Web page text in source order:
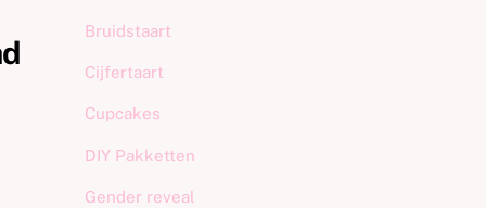
Bruidstaart
Cijfertaart
Cupcakes
DIY Pakketten
Gender reveal